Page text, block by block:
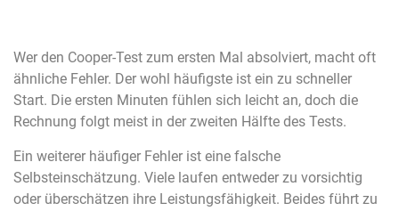
Wer den Cooper-Test zum ersten Mal absolviert, macht oft
ähnliche Fehler. Der wohl häufigste ist ein zu schneller
Start. Die ersten Minuten fühlen sich leicht an, doch die
Rechnung folgt meist in der zweiten Hälfte des Tests.
Ein weiterer häufiger Fehler ist eine falsche
Selbsteinschätzung. Viele laufen entweder zu vorsichtig
oder überschätzen ihre Leistungsfähigkeit. Beides führt zu